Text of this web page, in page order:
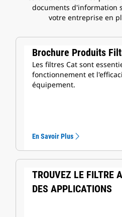
documents d'information
votre entreprise en
Brochure Produits
Les filtres Cat sont
fonctionnement et
équipement.
En Savoir Plus
TROUVEZ LE FILTRE
DES APPLICATIONS